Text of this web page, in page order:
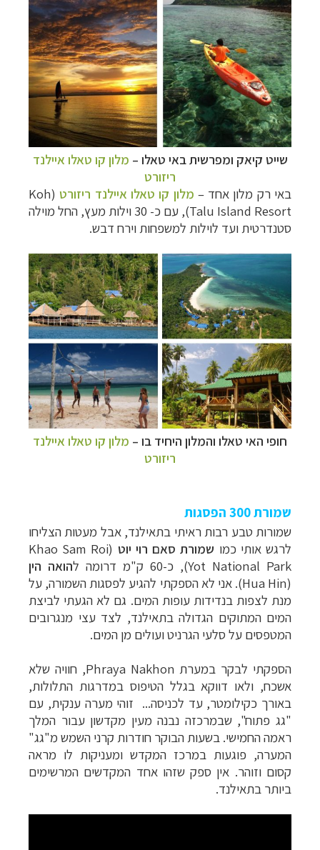
שייט קיאק ומפרשית באי טאלו – מלון קו טאלו איילנד
ריזורט
באי רק מלון אחד– מלון קו טאלו איילנד ריזורט (Koh
Talu Island Resort)
, עם כ- 30 וילות מעץ, החל מוילה
סטנדרטית ועד לוילות למשפחות וירח דבש.
חופי האי טאלו והמלון היחיד בו – מלון קו טאלו איילנד
ריזורט
שמורת 300 הפסגות
שמורות טבע רבות ראיתי בתאילנד, אבל מעטות הצליחו
לרגש אותי כמו שמורת סאם רוי יוט (
Khao Sam Roi
Yot National Park), כ-60 ק"מ דרומה ל
הואה הין
(
Hua Hin). אני לא הספקתי להגיע לפסגות השמורה, על
מנת לצפות בנדידות עופות המים. גם לא הגעתי לביצת
המים המתוקים הגדולה בתאילנד, לצד עצי מנגרובים
המטפסים על סלעי הגרניט ועולים מן המים.
הספקתי לבקר במערת Phraya Nakhon, חוויה שלא
אשכח, ולאו דווקא בגלל הטיפוס במדרגות התלולות,
באורך כקילומטר, עד לכניסה... זוהי מערה ענקית, עם
"גג פתוח", שבמרכזה נבנה מעין מקדשון עבור המלך
ראמה החמישי. בשעות הבוקר חודרות קרני השמש מ"גג"
המערה, פוגעות במרכז המקדש ומעניקות לו מראה
קסום וזוהר. אין ספק שזהו אחד המקדשים המרשימים
ביותר בתאילנד.